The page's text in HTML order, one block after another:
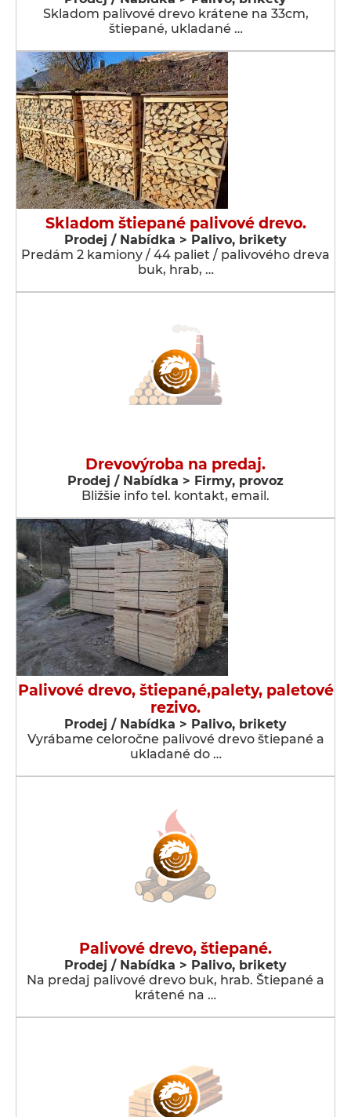
Skladom palivové drevo krátene na 33cm,
štiepané, ukladané …
Skladom štiepané palivové drevo.
Prodej / Nabídka > Palivo, brikety
Predám 2 kamiony / 44 paliet / palivového dreva
buk, hrab, …
Drevovýroba na predaj.
Prodej / Nabídka > Firmy, provoz
Bližšie info tel. kontakt, email.
Palivové drevo, štiepané,palety, paletové
rezivo.
Prodej / Nabídka > Palivo, brikety
Vyrábame celoročne palivové drevo štiepané a
ukladané do …
Palivové drevo, štiepané.
Prodej / Nabídka > Palivo, brikety
Na predaj palivové drevo buk, hrab. Štiepané a
krátené na …